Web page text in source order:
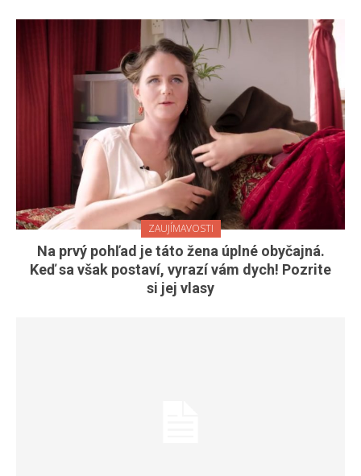
ZAUJÍMAVOSTI
Na prvý pohľad je táto žena úplné obyčajná.
Keď sa však postaví, vyrazí vám dych! Pozrite
si jej vlasy